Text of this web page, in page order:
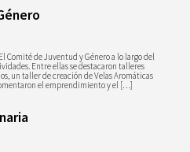
Comité de Juventud y Género a lo largo del
Entre ellas se destacaron talleres
un taller de creación de Velas Aromáticas
el emprendimiento y el […]